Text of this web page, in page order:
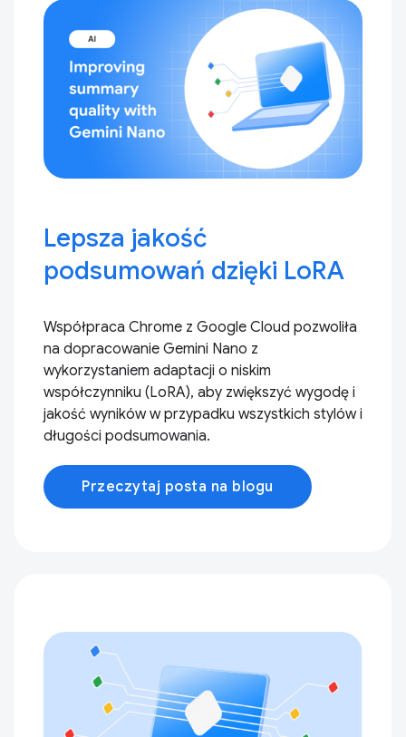
Lepsza jakość
podsumowań dzięki LoRA
Współpraca Chrome z Google Cloud pozwoliła
na dopracowanie Gemini Nano z
wykorzystaniem adaptacji o niskim
współczynniku (LoRA), aby zwiększyć wygodę i
jakość wyników w przypadku wszystkich stylów i
długości podsumowania.
Przeczytaj posta na blogu